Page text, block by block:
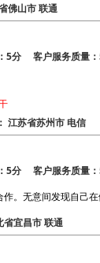
佛山市 联通
5分 客户服务质量
苏省苏州市 电信
5分 客户服务质量
。无意间发现自己
宜昌市 联通